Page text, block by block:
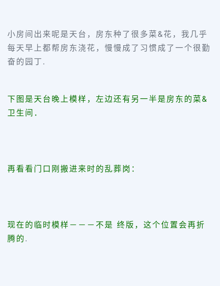
小房间出来呢是天台，房东种了很多菜&花，我几乎
每天早上都帮房东浇花，慢慢成了习惯成了一个很勤
奋的园丁.
下图是天台晚上模样，左边还有另一半是房东的菜&
卫生间．
再看看门口刚搬进来时的乱葬岗：
现在的临时模样－－－不是 终版，这个位置会再折
腾的 .